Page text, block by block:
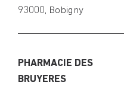
93000, Bobigny
PHARMACIE DES
BRUYERES